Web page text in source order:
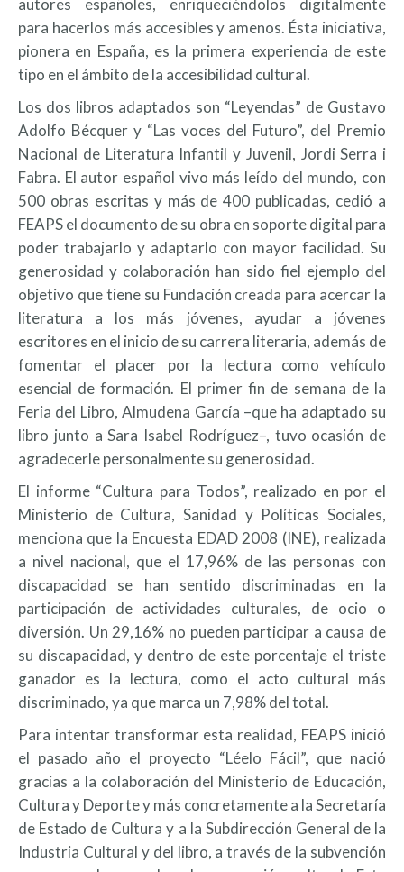
autores españoles, enriqueciéndolos digitalmente
para hacerlos más accesibles y amenos. Ésta iniciativa,
pionera en España, es la primera experiencia de este
tipo en el ámbito de la accesibilidad cultural.
Los dos libros adaptados son “Leyendas” de Gustavo
Adolfo Bécquer y “Las voces del Futuro”, del Premio
Nacional de Literatura Infantil y Juvenil, Jordi Serra i
Fabra. El autor español vivo más leído del mundo, con
500 obras escritas y más de 400 publicadas, cedió a
FEAPS el documento de su obra en soporte digital para
poder trabajarlo y adaptarlo con mayor facilidad. Su
generosidad y colaboración han sido fiel ejemplo del
objetivo que tiene su Fundación creada para acercar la
literatura a los más jóvenes, ayudar a jóvenes
escritores en el inicio de su carrera literaria, además de
fomentar el placer por la lectura como vehículo
esencial de formación. El primer fin de semana de la
Feria del Libro, Almudena García –que ha adaptado su
libro junto a Sara Isabel Rodríguez–, tuvo ocasión de
agradecerle personalmente su generosidad.
El informe “Cultura para Todos”, realizado en por el
Ministerio de Cultura, Sanidad y Políticas Sociales,
menciona que la Encuesta EDAD 2008 (INE), realizada
a nivel nacional, que el 17,96% de las personas con
discapacidad se han sentido discriminadas en la
participación de actividades culturales, de ocio o
diversión. Un 29,16% no pueden participar a causa de
su discapacidad, y dentro de este porcentaje el triste
ganador es la lectura, como el acto cultural más
discriminado, ya que marca un 7,98% del total.
Para intentar transformar esta realidad, FEAPS inició
el pasado año el proyecto “Léelo Fácil”, que nació
gracias a la colaboración del Ministerio de Educación,
Cultura y Deporte y más concretamente a la Secretaría
de Estado de Cultura y a la Subdirección General de la
Industria Cultural y del libro, a través de la subvención